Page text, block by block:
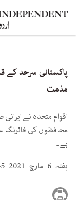
پاکستانی سرحد کے
مذمت
اقوام متحدہ نے
ہے۔
ہفتہ 6 مارچ 2021 14:45